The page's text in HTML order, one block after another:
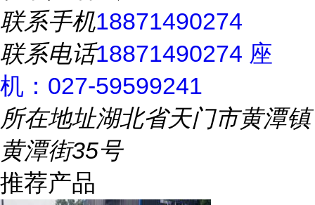
联系手机18871490274
联系电话18871490274 座
机：027-59599241
所在地址湖北省天门市黄潭镇
黄潭街35号
推荐产品